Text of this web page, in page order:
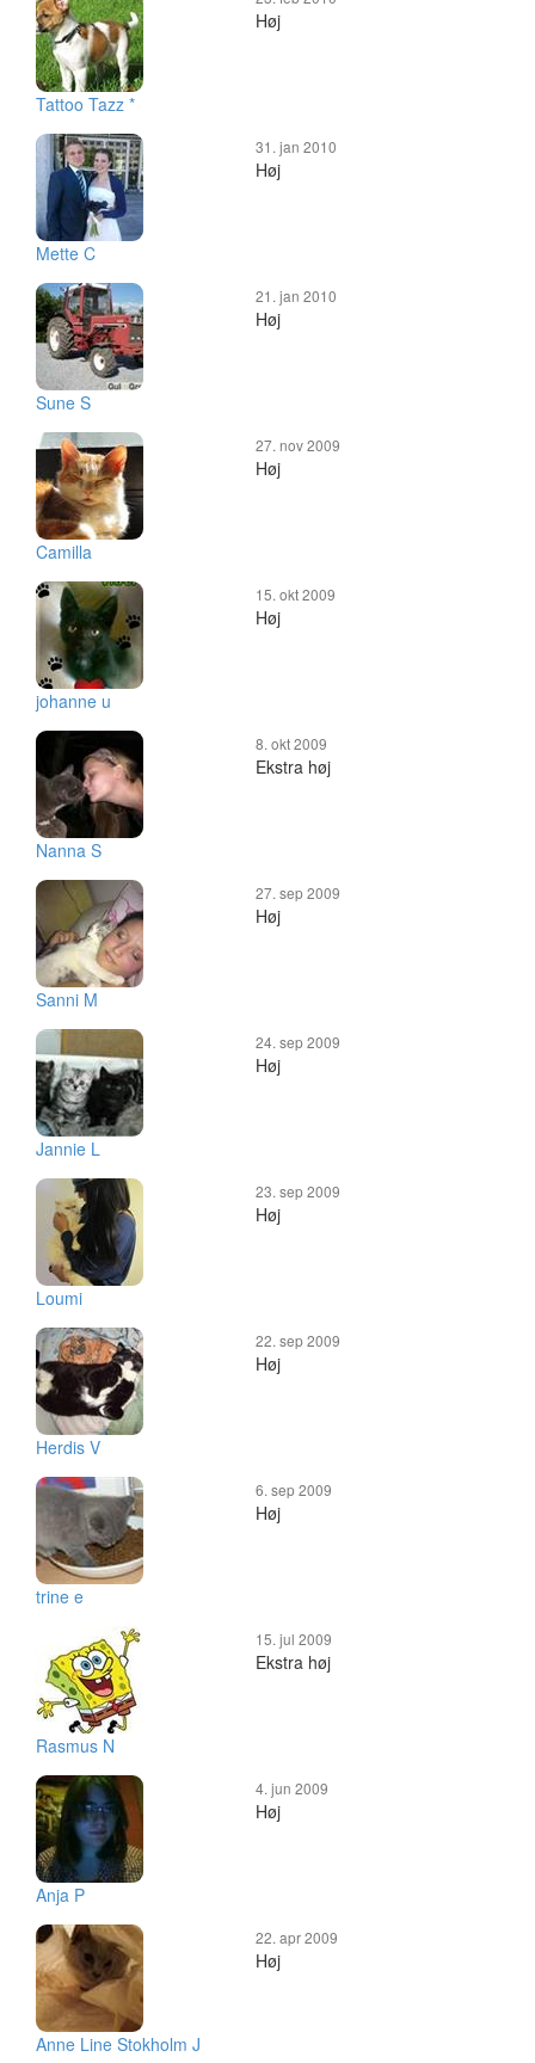
Tattoo Tazz *
Høj
Mette C
31. jan 2010
Høj
Sune S
21. jan 2010
Høj
Camilla
27. nov 2009
Høj
johanne u
15. okt 2009
Høj
Nanna S
8. okt 2009
Ekstra høj
Sanni M
27. sep 2009
Høj
Jannie L
24. sep 2009
Høj
Loumi
23. sep 2009
Høj
Herdis V
22. sep 2009
Høj
trine e
6. sep 2009
Høj
Rasmus N
15. jul 2009
Ekstra høj
Anja P
4. jun 2009
Høj
Anne Line Stokholm J
22. apr 2009
Høj